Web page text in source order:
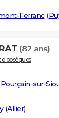
Ferrand (
(82 ans)
obsèques
sur-
(Allier)